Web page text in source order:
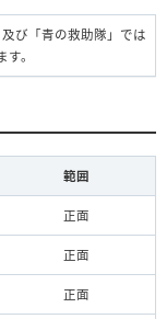
び「青の救助隊」では
。
範囲
正面
正面
正面